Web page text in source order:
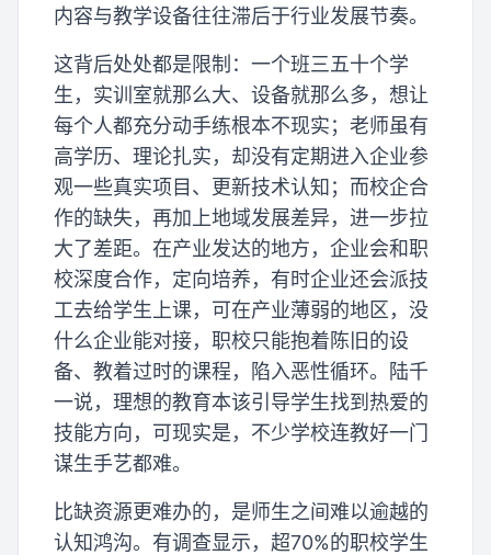
内容与教学设备往往滞后于行业发展节奏。
这背后处处都是限制：一个班三五十个学
生，实训室就那么大、设备就那么多，想让
每个人都充分动手练根本不现实；老师虽有
高学历、理论扎实，却没有定期进入企业参
观一些真实项目、更新技术认知；而校企合
作的缺失，再加上地域发展差异，进一步拉
大了差距。在产业发达的地方，企业会和职
校深度合作，定向培养，有时企业还会派技
工去给学生上课，可在产业薄弱的地区，没
什么企业能对接，职校只能抱着陈旧的设
备、教着过时的课程，陷入恶性循环。陆千
一说，理想的教育本该引导学生找到热爱的
技能方向，可现实是，不少学校连教好一门
谋生手艺都难。
比缺资源更难办的，是师生之间难以逾越的
认知鸿沟。有调查显示，超70%的职校学生